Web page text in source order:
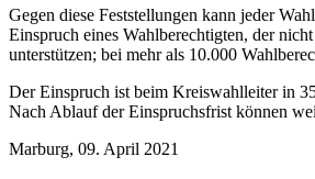
Gegen diese Feststellungen kann jeder
Einspruch eines Wahlberechtigten, der
unterstützen; bei mehr als 10.000
Der Einspruch ist beim Kreiswahlleiter in
Nach Ablauf der Einspruchsfrist können
Marburg, 09. April 2021